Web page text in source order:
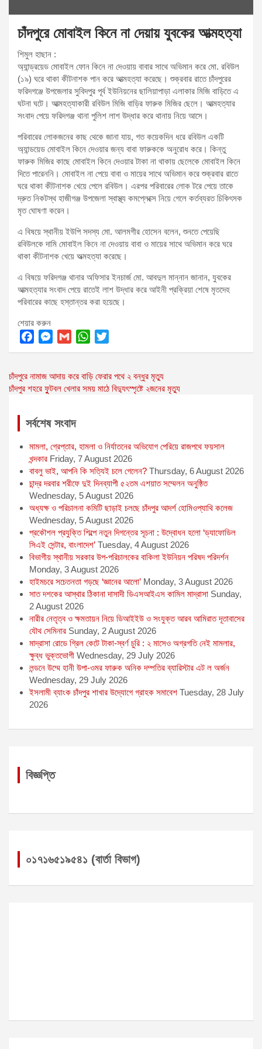
চাঁদপুরে মোবাইল কিনে না দেয়ায় যুবকের আত্মহত্যা
শিমুল হাছান :
অ্যান্ড্রয়েড মোবাইল ফোন কিনে না দেওয়ায় বাবার সাথে অভিমান করে মো. রবিউল
(১৯) ঘরে থাকা কীটনাশক পান করে আত্মহত্যা করেছে। শুক্রবার রাতে চাঁদপুরের
ফরিদগঞ্জে উপজেলার সুবিদপুর পূর্ব ইউনিয়নের ছালিয়াপাড়া এলাকার মিজি বাড়িতে এ
ঘটনা ঘটে। আত্মহত্যাকারী রবিউল মিজি বাড়ির ফারুক মিজির ছেলে। আত্মহত্যার
সংবাদ পেয়ে ফরিদগঞ্জ থানা পুলিশ লাশ উদ্ধার করে থানায় নিয়ে আসে।
পরিবারের লোকজনের কাছ থেকে জানা যায়, গত কয়েকদিন ধরে রবিউল একটি
অ্যান্ডয়েড মোবাইল কিনে দেওয়ার জন্য বাবা ফারুককে অনুরোধ করে। কিন্তু
ফারুক মিজির কাছে মোবাইল কিনে দেওয়ার টাকা না থাকায় ছেলেকে মোবাইল কিনে
দিতে পারেননি। মোবাইল না পেয়ে বাবা ও মায়ের সাথে অভিমান করে শুক্রবার রাতে
ঘরে থাকা কীটনাশক খেয়ে পেলে রবিউল। এরপর পরিবারের লোক টরে পেয়ে তাকে
দ্রুত নিকটস্থ হাজীগঞ্জ উপজেলা স্বাস্থ্য কমপ্লেক্সে নিয়ে গেলে কর্তব্যরত চিকিৎসক
মৃত ঘোষণা করেন।
এ বিষয়ে স্থানীয় ইউপি সদস্য মো. আলমগীর হোসেন বলেন, শুনতে পেয়েছি
রবিউলকে দামি মোবাইল কিনে না দেওয়ায় বাবা ও মায়ের সাথে অভিমান করে ঘরে
থাকা কীটনাশক খেয়ে অত্মহত্যা করেছে।
এ বিষয়ে ফরিদগঞ্জ থানার অফিসার ইনচার্জ মো. আবদুল মান্নান জানান, যুবকের
আত্মহত্যার সংবাদ পেয়ে রাতেই লাশ উদ্ধার করে আইনী প্রক্রিয়া শেষে মৃতদেহ
পরিবারের কাছে হস্তান্তর করা হয়েছে।
শেয়ার করুন
F
c
e
k
M
s
s
n
e
r
G
a
i
W
a
t
A
p
T
i
Post
navigation
চাঁদপুরে নামাজ আদায় করে বাড়ি ফেরার পথে ২ বন্ধুর মৃত্যু
চাঁদপুর শহরে ফুুটবল খেলার সময় মাঠে বিদ্যুৎস্পৃষ্টে ২জনের মৃত্যু
সর্বশেষ সংবাদ
মামলা, গ্রেপ্তার, হামলা ও নির্যাতনের অভিযোগ পেরিয়ে রাজপথে ফয়সাল
খন্দকার Friday, 7 August 2026
বাবলু ভাই, আপনি কি সত্যিই চলে গেলেন? Thursday, 6 August 2026
চান্দ্র দরবার শরীফে দুই দিনব্যাপী ৫২তম এশয়াত সম্মেলন অনুষ্ঠিত
Wednesday, 5 August 2026
অধ্যক্ষ ও পরিচালনা কমিটি ছাড়াই চলছে চাঁদপুর আদর্শ হোমিওপ্যাথি কলেজ
Wednesday, 5 August 2026
প্রকৌশল প্রযুক্তি শিল্পে নতুন দিগন্তের সূচনা : উদ্বোধন হলো ‘ড্যাফোডিল
সিএই সেন্টার, বাংলাদেশ’ Tuesday, 4 August 2026
বিভাগীয় স্থানীয় সরকার উপ-পরিচালকের বাকিলা ইউনিয়ন পরিষদ পরিদর্শন
Monday, 3 August 2026
হাইমচরে সচেতনতা গড়ছে ‘জ্ঞানের আলো’ Monday, 3 August 2026
সাত দশকের আস্থার ঠিকানা দাসাদী ডিএসআইএস কামিল মাদ্রাসা Sunday,
2 August 2026
নারীর নেতৃত্ব ও ক্ষমতায়ন নিয়ে ডিআইইউ ও সংযুক্ত আরব আমিরাত দূতাবাসের
যৌথ সেমিনার Sunday, 2 August 2026
মাদ্রাসা রোডে গ্রিল কেটে টাকা-স্বর্ণ চুরি : ২ মাসেও অগ্রগতি নেই মামলার,
ক্ষুব্ধ ভুক্তভোগী Wednesday, 29 July 2026
লন্ডনে উম্মে হানী উপা-ওমর ফারুক অনিক দম্পতির ব্যারিস্টার এট ল অর্জন
Wednesday, 29 July 2026
ইসলামী ব্যাংক চাঁদপুর শাখার উদ্যোগে গ্রাহক সমাবেশ Tuesday, 28 July
2026
বিজ্ঞপ্তি
০১৭১৬৫১৯৫৪১ (বার্তা বিভাগ)